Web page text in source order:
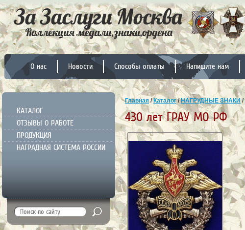
О нас Новости Способы оплаты Напишите нам
КАТАЛОГ
ОТЗЫВЫ О РАБОТЕ
ПРОДУКЦИЯ
НАГРАДНАЯ СИСТЕМА РОССИИ
Главная/Каталог/НАГРУДНЫЕ ЗНАКИ /
430 лет ГРАУ МО РФ